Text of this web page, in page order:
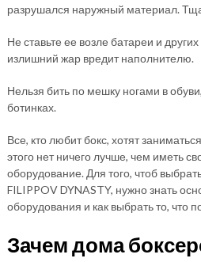
разрушался наружный материал.
Не ставьте ее возле батареи и
излишний жар вредит наполнителю.
Нельзя бить по мешку ногами в
ботинках.
Все, кто любит бокс, хотят
этого нет ничего лучше, чем иметь
оборудование. Для того, чтоб
FILIPPOV DYNASTY, нужно знать
оборудования и как выбрать то, что
Зачем дома